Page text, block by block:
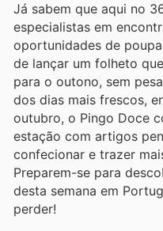
Já sabem que aqui no
especialistas em
oportunidades de
de lançar um folheto
para o outono, sem
dos dias mais frescos,
outubro, o Pingo Doce
estação com artigos
confecionar e trazer
Preparem-se para
desta semana em
perder!